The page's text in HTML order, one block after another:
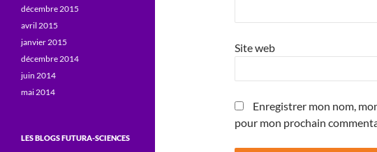
Site web
Enregistrer mon nom,
pour mon prochain
décembre 2015
avril 2015
janvier 2015
décembre 2014
juin 2014
mai 2014
LES BLOGS FUTURA-SCIENCES